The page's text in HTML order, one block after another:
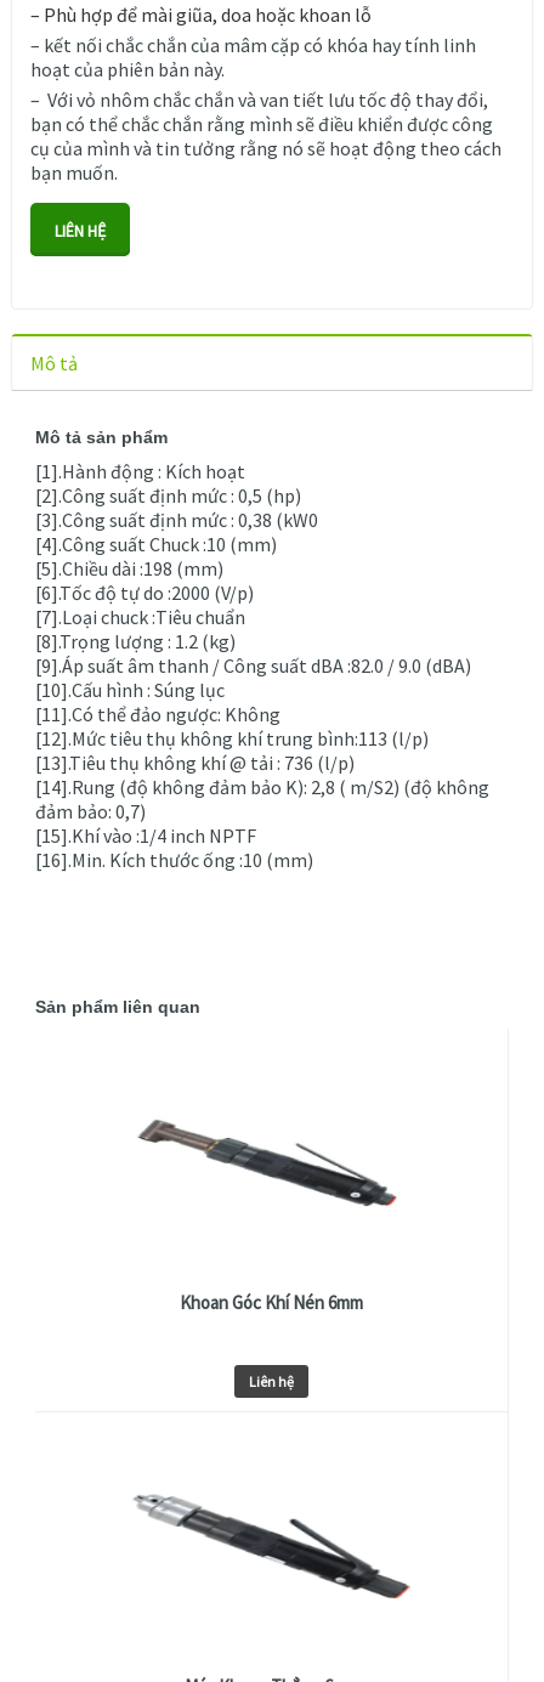
– Phù hợp để mài giũa, doa hoặc khoan lỗ
– kết nối chắc chắn của mâm cặp có khóa hay tính linh
hoạt của phiên bản này.
– Với vỏ nhôm chắc chắn và van tiết lưu tốc độ thay đổi,
bạn có thể chắc chắn rằng mình sẽ điều khiển được công
cụ của mình và tin tưởng rằng nó sẽ hoạt động theo cách
bạn muốn.
LIÊN HỆ
Mô tả
Mô tả sản phẩm
[1].Hành động : Kích hoạt
[2].Công suất định mức : 0,5 (hp)
[3].Công suất định mức : 0,38 (kW0
[4].Công suất Chuck :10 (mm)
[5].Chiều dài :198 (mm)
[6].Tốc độ tự do :2000 (V/p)
[7].Loại chuck :Tiêu chuẩn
[8].Trọng lượng : 1.2 (kg)
[9].Áp suất âm thanh / Công suất dBA :82.0 / 9.0 (dBA)
[10].Cấu hình : Súng lục
[11].Có thể đảo ngược: Không
[12].Mức tiêu thụ không khí trung bình:113 (l/p)
[13].Tiêu thụ không khí @ tải : 736 (l/p)
[14].Rung (độ không đảm bảo K): 2,8 ( m/S2) (độ không
đảm bảo: 0,7)
[15].Khí vào :1/4 inch NPTF
[16].Min. Kích thước ống :10 (mm)
Sản phẩm liên quan
Khoan Góc Khí Nén 6mm
Liên hệ